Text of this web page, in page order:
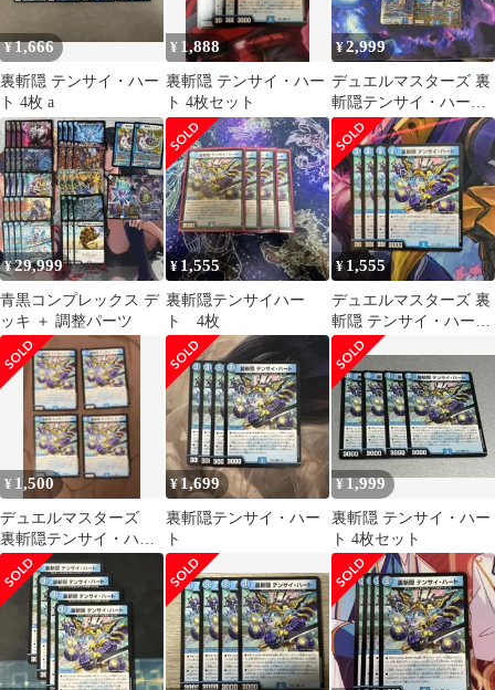
¥1,666
裏斬隠 テンサイ・ハー
ト 4枚 a
¥ 1,888
裏斬隠 テンサイ・ハー
ト 4枚セット
¥2,999
デュエルマスターズ 裏
斬隠テンサイ・ハート
４枚 斬隠蒼頭龍バイ
ケン２枚
¥29,999
青黒コンプレックス デ
ッキ ＋ 調整パーツ
¥1,555
裏斬隠テンサイハー
ト 4枚
¥ 1,555
デュエルマスターズ 裏
斬隠 テンサイ・ハート
4枚セット
¥ 1,500
デュエルマスターズ
裏斬隠テンサイ・ハー
ト 4枚セット
¥1,699
裏斬隠テンサイ・ハー
ト
¥1,999
裏斬隠 テンサイ・ハー
ト 4枚セット